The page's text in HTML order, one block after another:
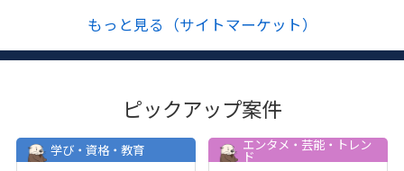
もっと見る（サイトマーケット）
ピックアップ案件
学び・資格・教育
エンタメ・芸能・トレン
ド